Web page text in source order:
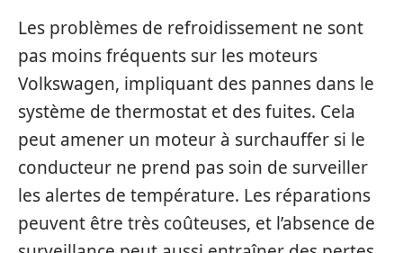
Les problèmes de refroidissement ne sont
pas moins fréquents sur les moteurs
Volkswagen, impliquant des pannes dans le
système de thermostat et des fuites. Cela
peut amener un moteur à surchauffer si le
conducteur ne prend pas soin de surveiller
les alertes de température. Les réparations
peuvent être très coûteuses, et l’absence de